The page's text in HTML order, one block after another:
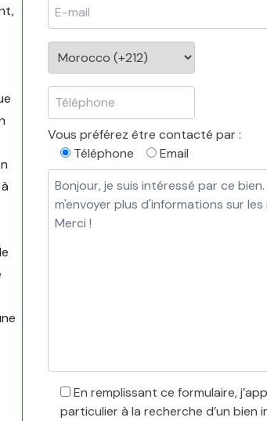
Vous préférez être contacté par :
Téléphone
Email
En remplissant ce formulaire,
particulier à la recherche d’un bien